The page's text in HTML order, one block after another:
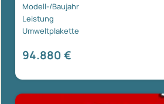
Modell-/Baujahr
Leistung
Umweltplakette
94.880 €